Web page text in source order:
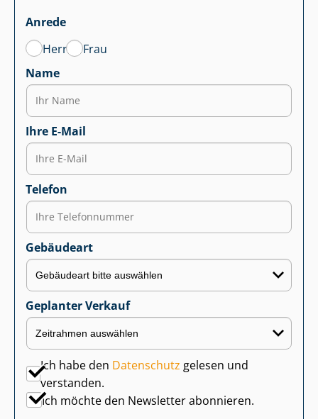
Anrede
Herr
Frau
Name
Ihre E-Mail
Telefon
Gebäudeart
Geplanter Verkauf
Ich habe den Datenschutz gelesen und
verstanden.
Ich möchte den Newsletter abonnieren.